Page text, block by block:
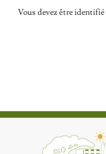
Vous devez êtreidentifié